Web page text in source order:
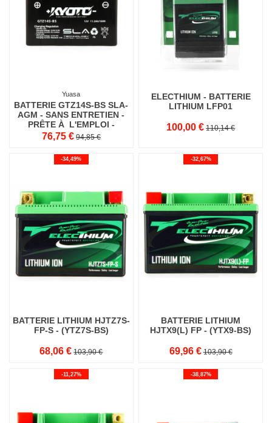
Yuasa
BATTERIE GTZ14S-BS SLA-
AGM - SANS ENTRETIEN -
PRÊTE À L'EMPLOI -
EQUIVALENTE YTZ14S-BS
76,75 € 94,85 €
ELECTHIUM - BATTERIE
LITHIUM LFP01
100,00 € 110,14 €
-34,49%
BATTERIE LITHIUM HJTZ7S-
FP-S - (YTZ7S-BS)
68,06 € 103,90 €
-32,67%
BATTERIE LITHIUM
HJTX9(L) FP - (YTX9-BS)
69,96 € 103,90 €
-11,27% -38,87%